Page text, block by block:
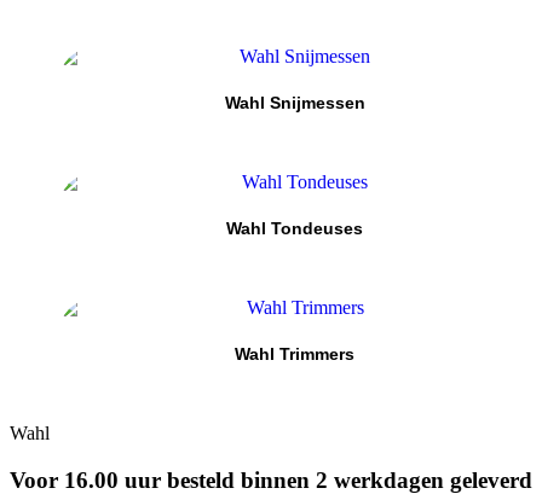
Wahl Snijmessen
Wahl Tondeuses
Wahl Trimmers
Wahl
Voor 16.00 uur besteld binnen 2 werkdagen geleverd